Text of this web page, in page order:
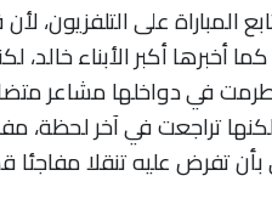
على التلفزيون،
أكبر الأبناء خالد،
في دواخلها مشاعر
لكنها تراجعت في آخر لحظة،
تفرض عليه تنقلا مفاجئا